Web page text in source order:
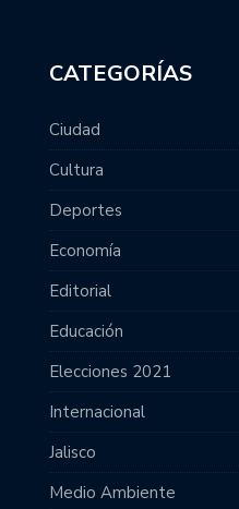
CATEGORÍAS
Ciudad
Cultura
Deportes
Economía
Editorial
Educación
Elecciones 2021
Internacional
Jalisco
Medio Ambiente